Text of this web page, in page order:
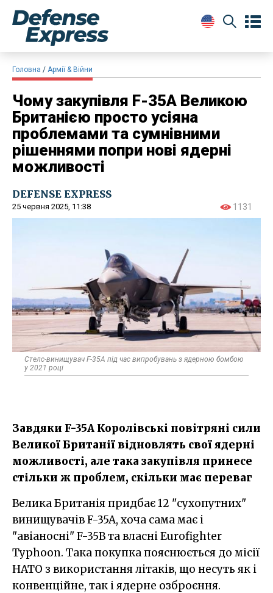
Головна Армії & Війни
Чому закупівля F-35A Великою
Британією просто усіяна
проблемами та сумнівними
рішеннями попри нові ядерні
можливості
DEFENSE EXPRESS
25 червня 2025, 11:38 1131
Стелс-винищувач F-35A під час випробувань з ядерною бомбою
у 2021 році
Завдяки F-35A Королівські повітряні сили
Великої Британії відновлять свої ядерні
можливості, але така закупівля принесе
стільки ж проблем, скільки має переваг
Велика Британія придбає 12 "сухопутних"
винищувачів F-35A, хоча сама має і
"авіаносні" F-35B та власні Eurofighter
Typhoon. Така покупка пояснюється до місії
НАТО з використання літаків, що несуть як і
конвенційне, так і ядерне озброєння.